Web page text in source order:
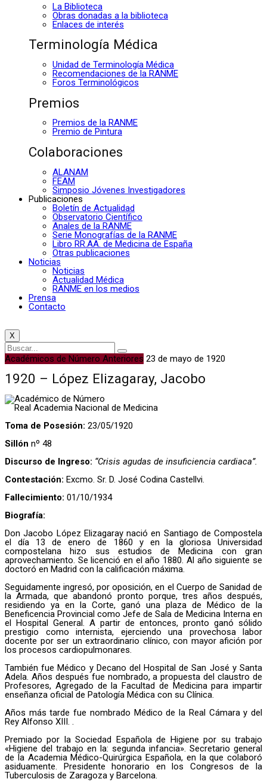
La Biblioteca
Obras donadas a la biblioteca
Enlaces de interés
Terminología Médica
Unidad de Terminología Médica
Recomendaciones de la RANME
Foros Terminológicos
Premios
Premios de la RANME
Premio de Pintura
Colaboraciones
ALANAM
FEAM
Simposio Jóvenes Investigadores
Publicaciones
Boletín de Actualidad
Observatorio Científico
Anales de la RANME
Serie Monografías de la RANME
Libro RR.AA. de Medicina de España
Otras publicaciones
Noticias
Noticias
Actualidad Médica
RANME en los medios
Prensa
Contacto
X
Académicos de Número Anteriores 23 de mayo de 1920
1920 – López Elizagaray, Jacobo
Académico de Número
Real Academia Nacional de Medicina
Toma de Posesión: 23/05/1920
Sillón nº 48
Discurso de Ingreso: “Crisis agudas de insuficiencia cardiaca”.
Contestación: Excmo. Sr. D. José Codina Castellvi.
Fallecimiento: 01/10/1934
Biografía:
Don Jacobo López Elizagaray nació en Santiago de Compostela
el día 13 de enero de 1860 y en la gloriosa Universidad
compostelana hizo sus estudios de Medicina con gran
aprovechamiento. Se licenció en el año 1880. Al año siguiente se
doctoró en Madrid con la calificación máxima.
Seguidamente ingresó, por oposición, en el Cuerpo de Sanidad de
la Armada, que abandonó pronto porque, tres años después,
residiendo ya en la Corte, ganó una plaza de Médico de la
Beneficencia Provincial como Jefe de Sala de Medicina Interna en
el Hospital General. A partir de entonces, pronto ganó sólido
prestigio como internista, ejerciendo una provechosa labor
docente por ser un extraordinario clínico, con mayor afición por
los procesos cardiopulmonares.
También fue Médico y Decano del Hospital de San José y Santa
Adela. Años después fue nombrado, a propuesta del claustro de
Profesores, Agregado de la Facultad de Medicina para impartir
enseñanza oficial de Patología Médica con su Clínica.
Años más tarde fue nombrado Médico de la Real Cámara y del
Rey Alfonso XIII. .
Premiado por la Sociedad Española de Higiene por su trabajo
«Higiene del trabajo en la: segunda infancia». Secretario general
de la Academia Médico-Quirúrgica Española, en la que colaboró
asiduamente. Presidente honorario en los Congresos de la
Tuberculosis de Zaragoza y Barcelona.